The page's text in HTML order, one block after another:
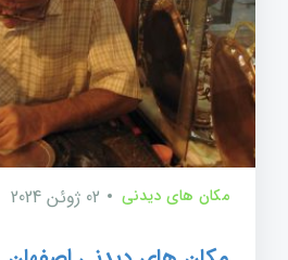
مکان های دیدنی 02 ژوئن 2024